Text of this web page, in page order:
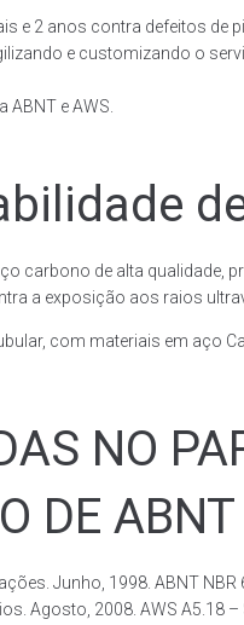
e 2 anos contra defeitos de
e customizando o
e AWS.
carbono de alta
a exposição aos raios
com materiais em aço
NO
DE ABNT
Junho, 1998. ABNT
Agosto, 2008. AWS A5.18